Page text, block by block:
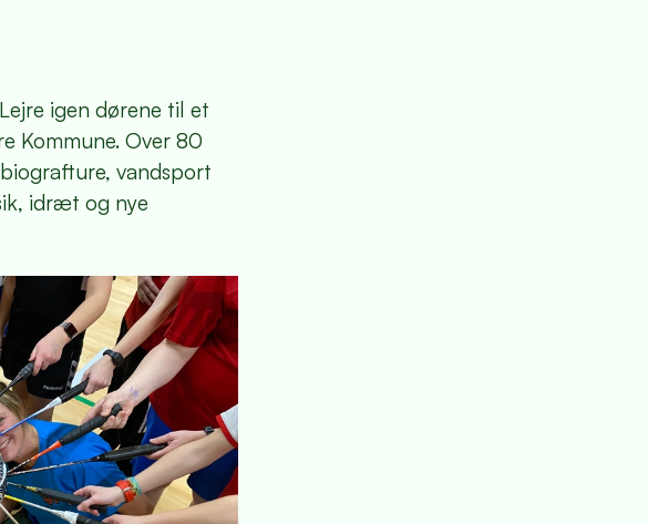
igen dørene til et
Kommune. Over 80
vandsport
idræt og nye